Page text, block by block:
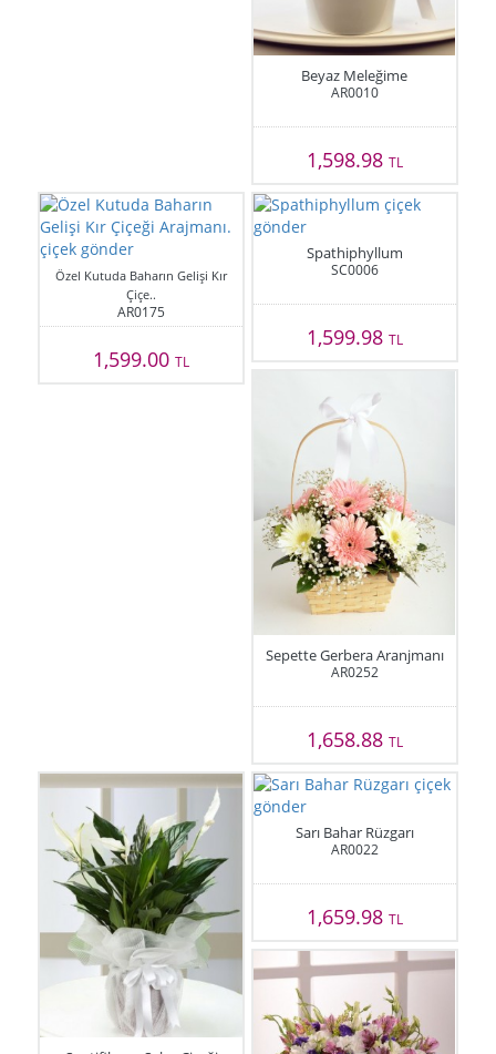
Beyaz Meleğime
AR0010
1,598.98 TL
Özel Kutuda Baharın Gelişi Kır
Çiçe..
AR0175
1,599.00TL
Spathiphyllum
SC0006
1,599.98 TL
Sepette Gerbera Aranjmanı
AR0252
1,658.88 TL
Sarı Bahar Rüzgarı
AR0022
1,659.98 TL